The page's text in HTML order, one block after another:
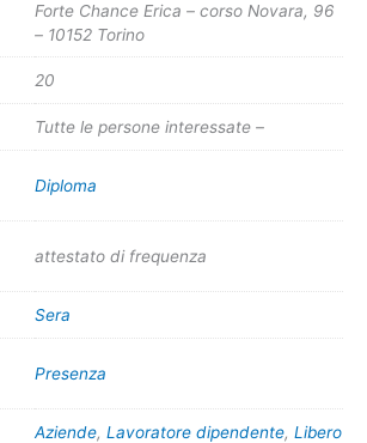
Forte Chance Erica – corso Novara, 96
– 10152 Torino
20
Tutte le persone interessate –
Diploma
attestato di frequenza
Sera
Presenza
Aziende, Lavoratore dipendente, Libero